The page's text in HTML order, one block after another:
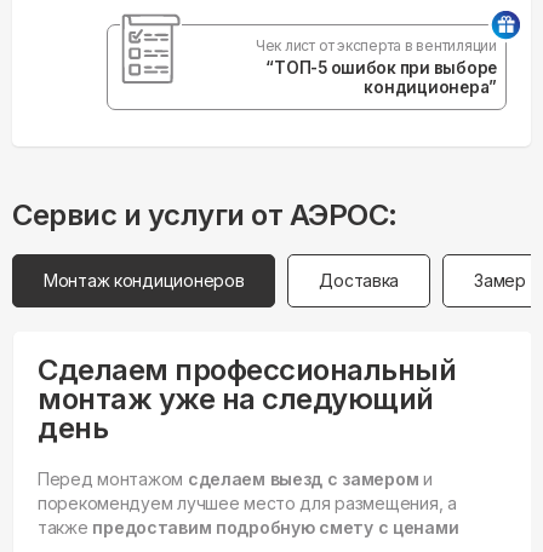
Чек лист от эксперта в вентиляции
“ТОП-5 ошибок при выборе
кондиционера”
Сервис и услуги от АЭРОС:
Монтаж кондиционеров Доставка Замер
Сделаем профессиональный
монтаж уже на следующий
день
Перед монтажом сделаем выезд с замером и
порекомендуем лучшее место для размещения, а
также предоставим подробную смету с ценами